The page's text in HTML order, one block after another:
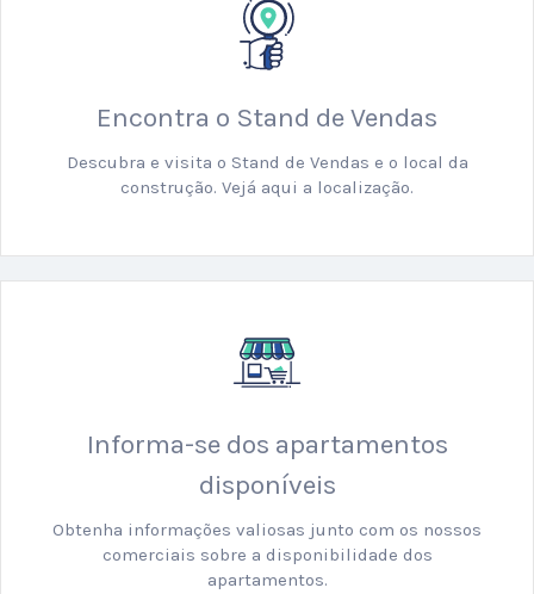
Encontra o Stand de Vendas
Descubra e visita o Stand de Vendas e o local da
construção. Vejá aqui a localização.
Informa-se dos apartamentos
disponíveis
Obtenha informações valiosas junto com os nossos
comerciais sobre a disponibilidade dos
apartamentos.